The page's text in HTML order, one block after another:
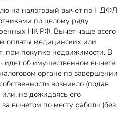
на налоговый вычет по НДФЛ
по целому ряду
НК РФ. Вычет чаще всего
оплаты медицинских или
при покупке недвижимости. В
идет об имущественном вычете.
органе по завершении
возникло (подав
не дожидаясь его
вычетом по месту работы (без